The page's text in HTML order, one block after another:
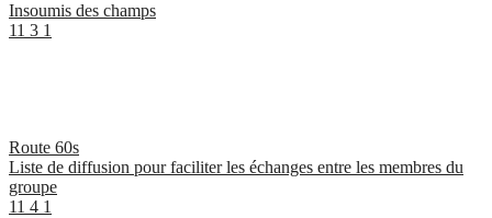
Insoumis des champs
11 3 1
Route 60s
Liste de diffusion pour faciliter les échanges entre les membres du
groupe
11 4 1